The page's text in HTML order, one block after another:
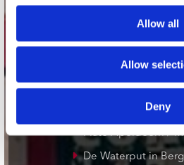
Allow all
Allow
Deny
Plato Utrecht
Plato Leiden
Plato Deventer
Plato Zwolle
Plato Rotterdam
Plato Apeldoorn /
De Waterput in